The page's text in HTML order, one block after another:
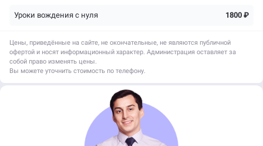
Уроки вождения с нуля 1800 ₽
Цены, приведённые на сайте, не окончательные, не являются публичной
офертой и носят информационный характер. Администрация оставляет за
собой право изменять цены.
Вы можете уточнить стоимость по телефону.